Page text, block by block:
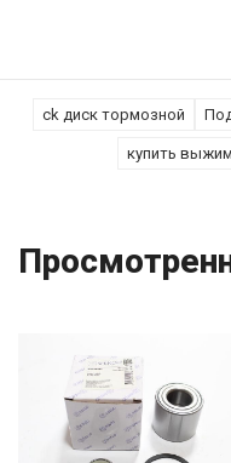
ck диск тормозной
купить